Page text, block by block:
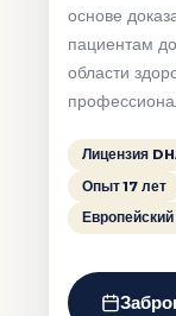
основе
пациентам
области
Лицензия
Опыт 17 лет